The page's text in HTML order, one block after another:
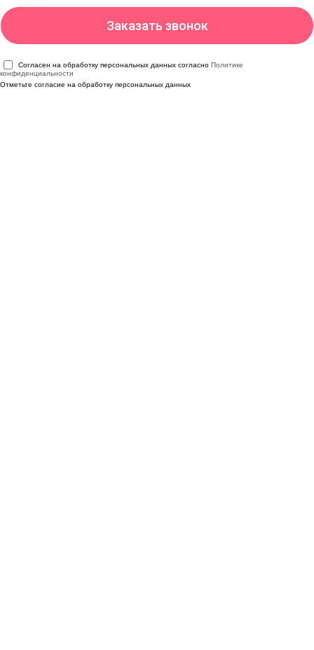
Согласен на обработку персональных данных согласно Политике
конфиденциальности
Отметьте согласие на обработку персональных данных